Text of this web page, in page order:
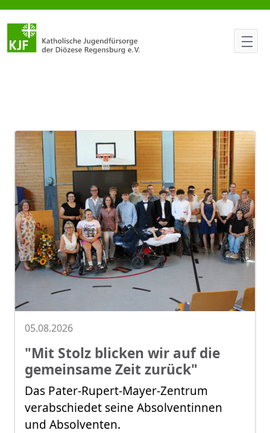
Neues aus der KJF
05.08.2026
"Mit Stolz blicken wir auf die
gemeinsame Zeit zurück"
Das Pater-Rupert-Mayer-Zentrum
verabschiedet seine Absolventinnen
und Absolventen.